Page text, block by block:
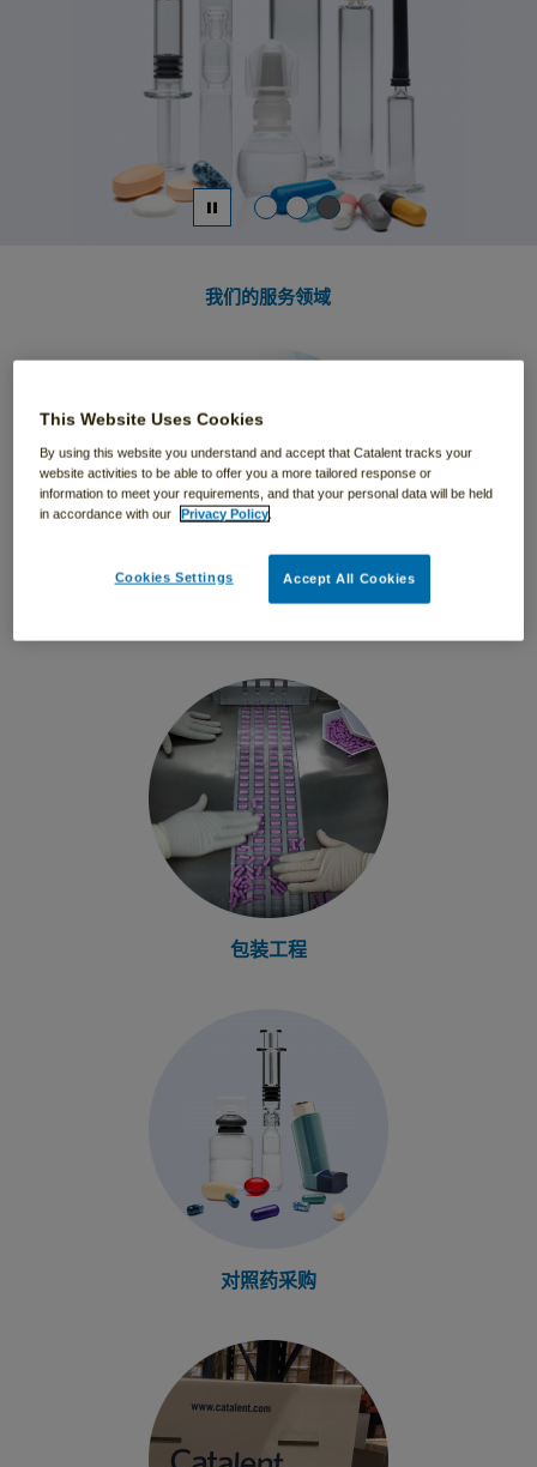
我们的服务领域
包装工程
对照药采购
This Website Uses Cookies
By using this website you understand and accept that Catalent tracks your
website activities to be able to offer you a more tailored response or
information to meet your requirements, and that your personal data will be held
in accordance with our
Privacy Policy.
Cookies Settings Accept All Cookies